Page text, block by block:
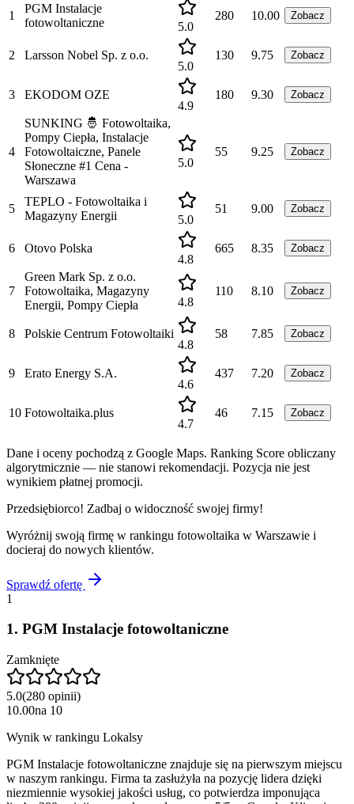
1
PGM Instalacje
fotowoltaniczne
5.0
280 10.00 Zobacz
2
Larsson Nobel Sp. z o.o.
5.0
130 9.75 Zobacz
3
EKODOM OZE
4.9
180 9.30 Zobacz
4
SUNKING 🤴 Fotowoltaika,
Pompy Ciepła, Instalacje
Fotowoltaiczne, Panele
Słoneczne #1 Cena -
Warszawa
5.0
55 9.25 Zobacz
5
TEPLO - Fotowoltaika i
Magazyny Energii
5.0
51 9.00 Zobacz
6
Otovo Polska
4.8
665 8.35 Zobacz
7
Green Mark Sp. z o.o.
Fotowoltaika, Magazyny
Energii, Pompy Ciepła
4.8
110 8.10 Zobacz
8
Polskie Centrum Fotowoltaiki
4.8
58 7.85 Zobacz
9
Erato Energy S.A.
4.6
437 7.20 Zobacz
10 Fotowoltaika.plus
4.7
46 7.15 Zobacz
Dane i oceny pochodzą z Google Maps. Ranking Score obliczany
algorytmicznie — nie stanowi rekomendacji. Pozycja nie jest
wynikiem płatnej promocji.
Przedsiębiorco! Zadbaj o widoczność swojej firmy!
Wyróżnij swoją firmę w rankingu fotowoltaika w Warszawie i
docieraj do nowych klientów.
Sprawdź ofertę
1
1. PGM Instalacje fotowoltaniczne
Zamknięte
5.0(280 opinii)
10.00na 10
Wynik w rankingu Lokalsy
PGM Instalacje fotowoltaniczne znajduje się na pierwszym miejscu
w naszym rankingu. Firma ta zasłużyła na pozycję lidera dzięki
niezmiennie wysokiej jakości usług, co potwierdza imponująca